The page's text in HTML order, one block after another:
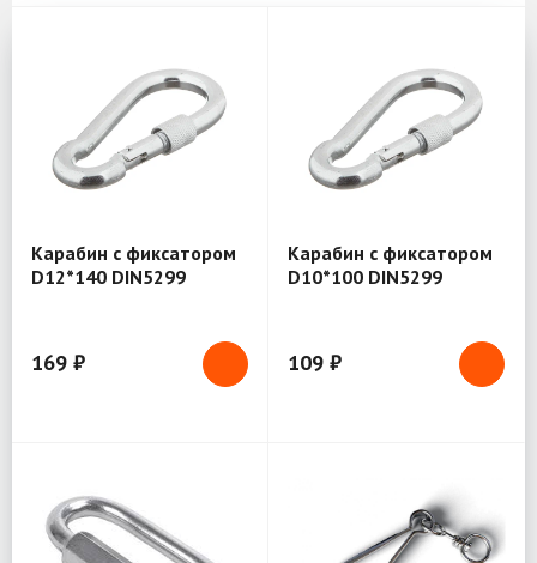
Карабин с фиксатором
D12*140 DIN5299
169 ₽
Карабин с фиксатором
D10*100 DIN5299
109 ₽